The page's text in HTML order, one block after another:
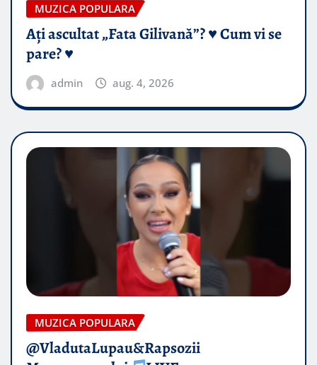
MUZICA POPULARA
Ați ascultat „Fata Gilivană”? ♥️ Cum vi se
pare? ♥️
admin aug. 4, 2026
MUZICA POPULARA
@VladutaLupau&Rapsozii